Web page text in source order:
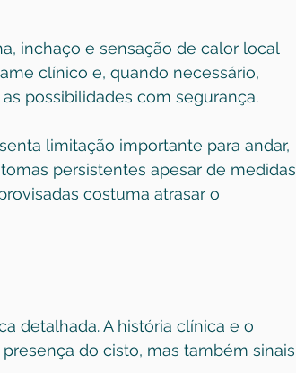
inchaço e sensação de calor local
clínico e, quando necessário,
possibilidades com segurança.
limitação importante para andar,
persistentes apesar de medidas
costuma atrasar o
detalhada. A história clínica e o
do cisto, mas também sinais